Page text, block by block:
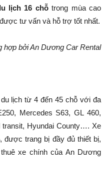
lịch 16 chỗtrong mùa cao
tư vấn và hỗ trợ tốt nhất.
hợp bởi An Dương Car Rental
lịch từ 4 đến 45 chỗ với đa
Mercedes S63, GL 460,
transit, Hyundai County…. Xe
được trang bị đầy đủ thiết bị,
xe chính của An Dương